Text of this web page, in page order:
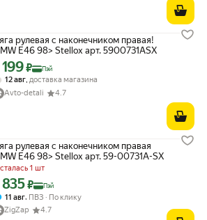
рулевая с наконечником правая!
E46 98> Stellox арт. 5900731ASX
с картой Яндекс Пэй 1199 ₽ вместо
199₽ Пэй
12 авг доставка магазина
Avto-detali
4.7
рулевая с наконечником правая
E46 98> Stellox арт. 59-00731A-SX
1 шт
с картой Яндекс Пэй 1835 ₽ вместо
835₽ Пэй
11 авг, ПВЗ
По клику
ZigZap
4.7